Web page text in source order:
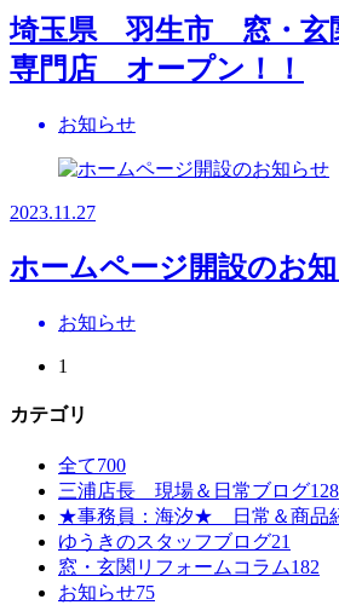
埼玉県 羽生市 窓・玄
専門店 オープン！！
お知らせ
2023.11.27
ホームページ開設のお
お知らせ
1
カテゴリ
全て700
三浦店長 現場＆日常ブログ128
★事務員：海汐★ 日常＆商品
ゆうきのスタッフブログ21
窓・玄関リフォームコラム182
お知らせ75